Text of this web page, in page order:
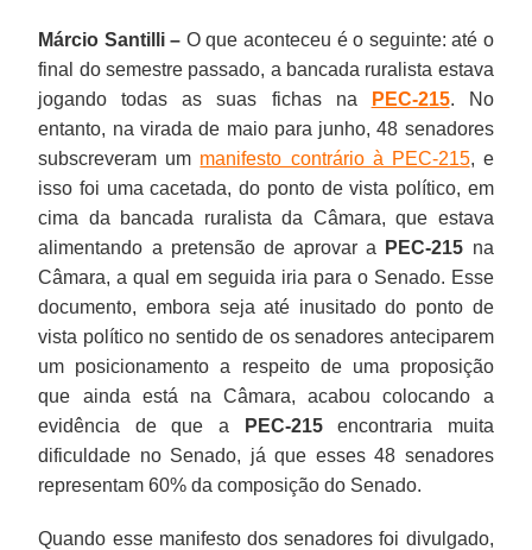
Márcio Santilli – O que aconteceu é o seguinte: até o
final do semestre passado, a bancada ruralista estava
jogando todas as suas fichas na
PEC-215. No
entanto, na virada de maio para junho, 48 senadores
subscreveram um manifesto contrário à PEC-215, e
isso foi uma cacetada, do ponto de vista político, em
cima da bancada ruralista da Câmara, que estava
alimentando a pretensão de aprovar a
PEC-215 na
Câmara, a qual em seguida iria para o Senado. Esse
documento, embora seja até inusitado do ponto de
vista político no sentido de os senadores anteciparem
um posicionamento a respeito de uma proposição
que ainda está na Câmara, acabou colocando a
evidência de que a
PEC-215encontraria muita
dificuldade no Senado, já que esses 48 senadores
representam 60% da composição do Senado.
Quando esse manifesto dos senadores foi divulgado,